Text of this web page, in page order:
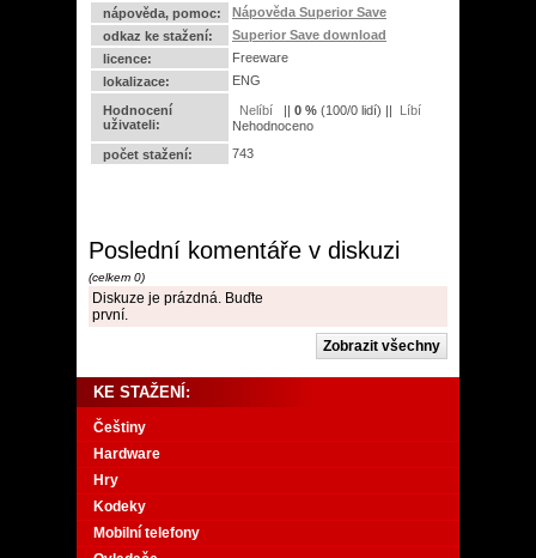
nápověda, pomoc:
Nápověda Superior Save
odkaz ke stažení:
Superior Save download
licence:
Freeware
lokalizace:
ENG
Hodnocení
uživateli:
|| 0 % (100/0 lidí) ||
Nehodnoceno
počet stažení:
743
Poslední komentáře v diskuzi
(celkem 0)
Diskuze je prázdná. Buďte
první.
KE STAŽENÍ:
Češtiny
Hardware
Hry
Kodeky
Mobilní telefony